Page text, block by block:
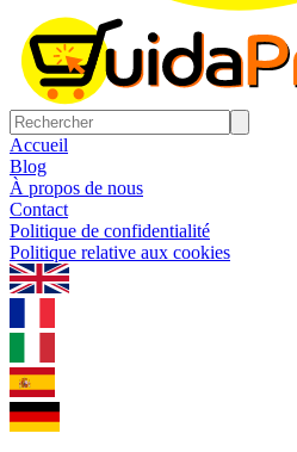
Accueil
Blog
À propos de nous
Contact
Politique de confidentialité
Politique relative aux cookies